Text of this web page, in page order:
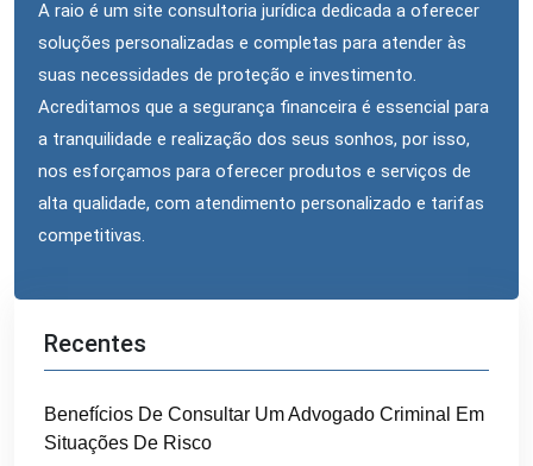
A raio é um site consultoria jurídica dedicada a oferecer
soluções personalizadas e completas para atender às
suas necessidades de proteção e investimento.
Acreditamos que a segurança financeira é essencial para
a tranquilidade e realização dos seus sonhos, por isso,
nos esforçamos para oferecer produtos e serviços de
alta qualidade, com atendimento personalizado e tarifas
competitivas.
Recentes
Benefícios De Consultar Um Advogado Criminal Em
Situações De Risco